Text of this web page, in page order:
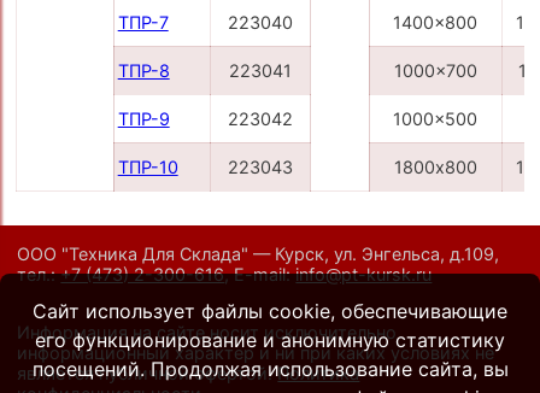
ТПР-7 223040 1400x800
ТПР-8 223041 1000x700
ТПР-9 223042 1000x500
ТПР-10 223043 1800х800
ООО "Техника Для Склада" — Курск, ул. Энгельса, д.109,
тел.:+7 (473) 2-300-616,E-mail:info@pt-kursk.ru
Информация на сайте носит исключительно
информационный характер и ни при каких условиях не
является публичной офертой.Политика
Сайт использует файлы cookie, обеспечивающие
его функционирование и анонимную статистику
посещений. Продолжая использование сайта, вы